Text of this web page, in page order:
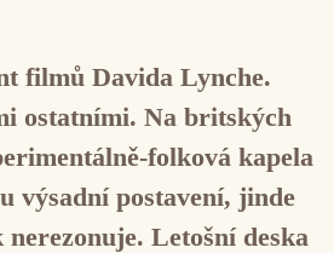
filmů Davida Lynche.
ostatními. Na britských
folková kapela
výsadní postavení, jinde
Letošní deska